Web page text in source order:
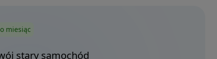
miesiąc
stary samochód